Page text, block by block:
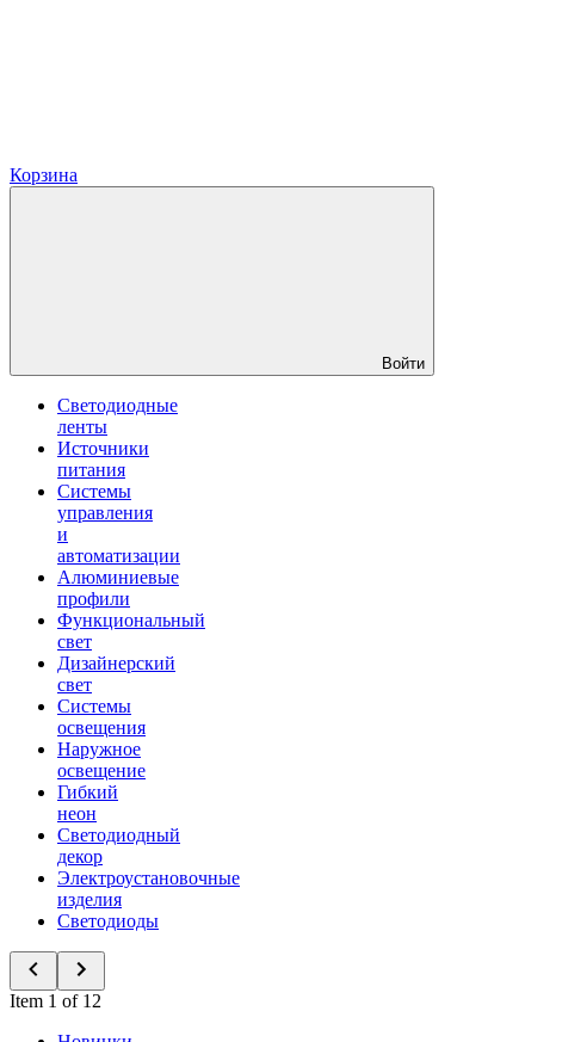
Корзина
Войти
Светодиодные
ленты
Источники
питания
Системы
управления
и
автоматизации
Алюминиевые
профили
Функциональный
свет
Дизайнерский
свет
Системы
освещения
Наружное
освещение
Гибкий
неон
Светодиодный
декор
Электроустановочные
изделия
Светодиоды
Item 1 of 12